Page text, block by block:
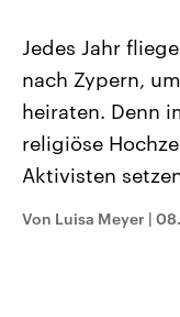
Landtagswahl
2026
Alle Informationen
Sachsen-Anhalt
Landtag. Seit 2021
Wahlprogramme,
Jedes Jahr
nach Zypern,
heiraten. Denn
religiöse
Aktivisten
Von Luisa Meyer |